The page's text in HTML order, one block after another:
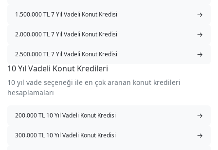
1.500.000 TL 7 Yıl Vadeli Konut Kredisi →
2.000.000 TL 7 Yıl Vadeli Konut Kredisi →
2.500.000 TL 7 Yıl Vadeli Konut Kredisi →
10 Yıl Vadeli Konut Kredileri
10 yıl vade seçeneği ile en çok aranan konut kredileri
hesaplamaları
200.000 TL 10 Yıl Vadeli Konut Kredisi →
300.000 TL 10 Yıl Vadeli Konut Kredisi →